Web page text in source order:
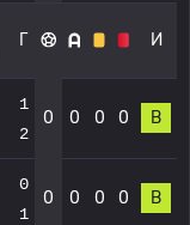
Г И
1
2
0 0 0 0 В
0
1
0 0 0 0 В